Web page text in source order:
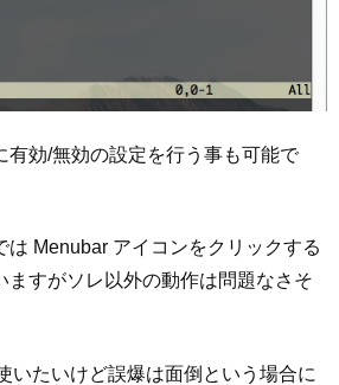
有効/無効の設定を行う事も可能で
は Menubar アイコンをクリックする
ますがソレ以外の動作は問題なさそ
いたいけど誤爆は面倒という場合に